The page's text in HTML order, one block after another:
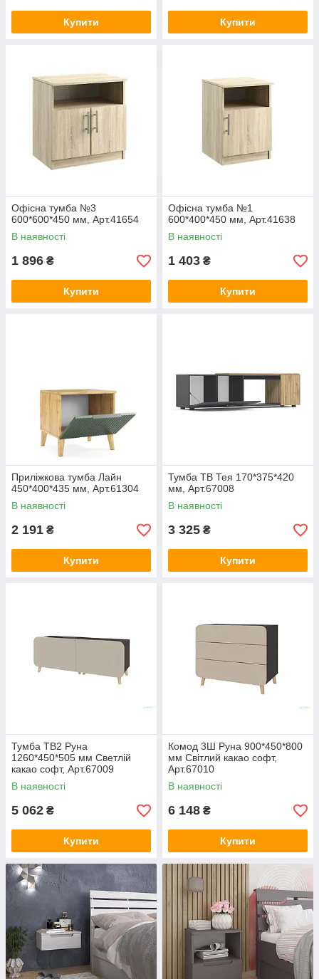
Купити Купити
Офісна тумба №3
600*600*450 мм, Арт.41654
В наявності
1 896 ₴
Купити
Офісна тумба №1
600*400*450 мм, Арт.41638
В наявності
1 403 ₴
Купити
Приліжкова тумба Лайн
450*400*435 мм, Арт.61304
В наявності
2 191 ₴
Купити
Тумба ТВ Тея 170*375*420
мм, Арт.67008
В наявності
3 325 ₴
Купити
Тумба ТВ2 Руна
1260*450*505 мм Светлій
какао софт, Арт.67009
В наявності
5 062 ₴
Купити
Комод 3Ш Руна 900*450*800
мм Світлий какао софт,
Арт.67010
В наявності
6 148 ₴
Купити